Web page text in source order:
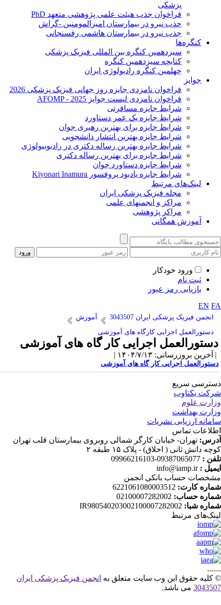
پزشکی
فراخوان جذب هیئت علمی پژوهشی متعهد PhD
حذب نیرو در بیمارستان امیرالمومنین -گراش
جذب نیرو در بیمارستان هاشمی رفسنجانی
کنگره‌ها
سیزدهمین کنگره بین المللی فیزیک پزشکی
کتابچه سیزدهمین کنگره
چهلمین کنگره رادیولوژی ایران
جوایز
فراخوان نامزدی جایزه روز جهانی فیزیک پزشکی 2026
فراخوان نامزدی لیست جوایز AFOMP - 2025
شرایط جایزه مسافرتی
شرایط جایزه یک عمر دستاورد
شرایط جایزه برای بهترین رهبری جوان
شرایط جایزه بهترین انتشار دانشجویی
شرایط جایزه بهترین رساله دکتری در رادیوبیولوژی
شرایط جایزه برای بهترین رساله دکتری
شرایط جایزه دستاورد جوان
شرایط جایزه یادبود پروفسور Kiyonari Inamura
لینک‌های مرتبط
مجله فیزیک پزشکی ایران
مراکز و انجمنهای علمی
مراکز پژوهشی
آموزش همگانی
ورود خودکار
ثبت نام
بازیابی رمز عبور
EN
انجمن فیزیک پزشکی ایران 3043507
آموزش
دستورالعمل اجرایی کارگاه های آموزشی
اجرایی کار گاه های آموزشی
بروزرسانی: ۱۴۰۴/۷/۱۳ |
اجرایی کار گاه های آموزشی
سریع
یکتاوب
علوم
بهداشت
ارزیابی نشریات
تماس
تهران- خیابان کارگر شمالی روبروی بیمارستان قلب تهران
دانش ثانی ( اخلاق) - پلاک ۱۵ طبقه ۲
:
09387065077-09966216103
:
info@iamp.ir
حساب بانکی انجمن
کارت:6221061080003512
حساب:02100007282002
شبا:IR980540203002100007282002
مرتبط
کلیه حقوق این وب سایت متعلق بهانجمن فیزیک پزشکی ایران
می باشد.